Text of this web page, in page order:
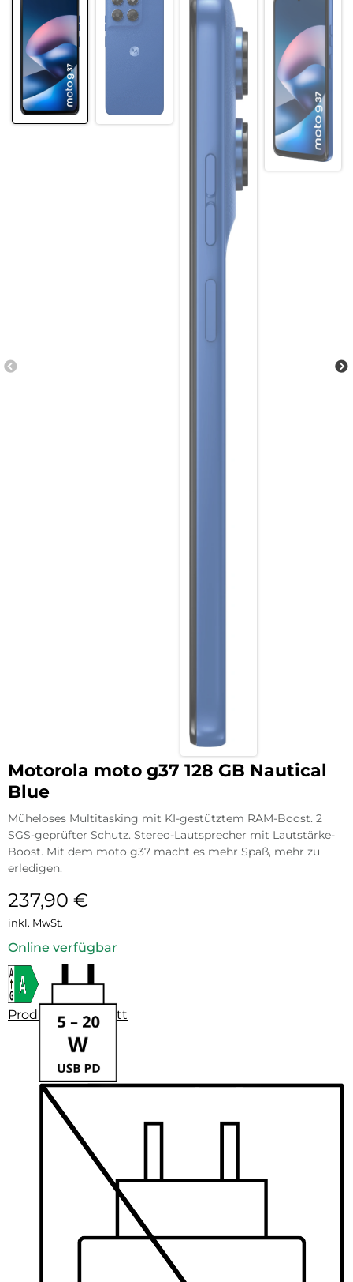
Motorola moto g37 128 GB Nautical
Blue
Müheloses Multitasking mit KI-gestütztem RAM-Boost. 2
SGS-geprüfter Schutz. Stereo-Lautsprecher mit Lautstärke-
Boost. Mit dem moto g37 macht es mehr Spaß, mehr zu
erledigen.
237,90 €
inkl. MwSt.
Online verfügbar
Produktdatenblatt